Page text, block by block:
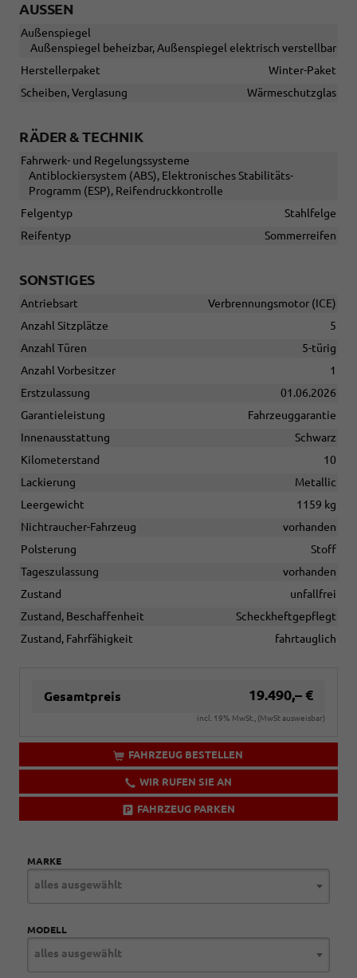
AUSSEN
Außenspiegel
Außenspiegel beheizbar, Außenspiegel elektrisch verstellbar
Herstellerpaket
Winter-Paket
Scheiben, Verglasung
Wärmeschutzglas
RÄDER & TECHNIK
Fahrwerk- und Regelungssysteme
Antiblockiersystem (ABS), Elektronisches Stabilitäts-
Programm (ESP), Reifendruckkontrolle
Felgentyp
Stahlfelge
Reifentyp
Sommerreifen
SONSTIGES
Antriebsart
Verbrennungsmotor (ICE)
Anzahl Sitzplätze
5
Anzahl Türen
5-türig
Anzahl Vorbesitzer
1
Erstzulassung
01.06.2026
Garantieleistung
Fahrzeuggarantie
Innenausstattung
Schwarz
Kilometerstand
10
Lackierung
Metallic
Leergewicht
1159 kg
Nichtraucher-Fahrzeug
vorhanden
Polsterung
Stoff
Tageszulassung
vorhanden
Zustand
unfallfrei
Zustand, Beschaffenheit
Scheckheftgepflegt
Zustand, Fahrfähigkeit
fahrtauglich
Gesamtpreis 19.490,– €
incl. 19% MwSt., (MwSt ausweisbar)
FAHRZEUG BESTELLEN
WIR RUFEN SIE AN
FAHRZEUG PARKEN
MARKE
alles ausgewählt
MODELL
alles ausgewählt